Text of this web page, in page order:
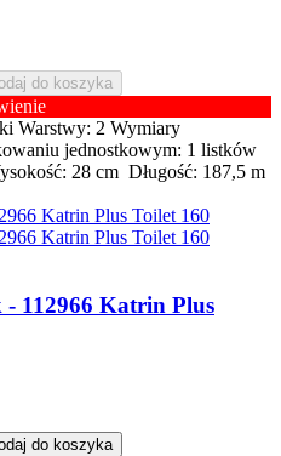
do koszyka
Warstwy: 2 Wymiary
jednostkowym: 1 listków
28 cm Długość: 187,5 m
112966 Katrin Plus
do koszyka